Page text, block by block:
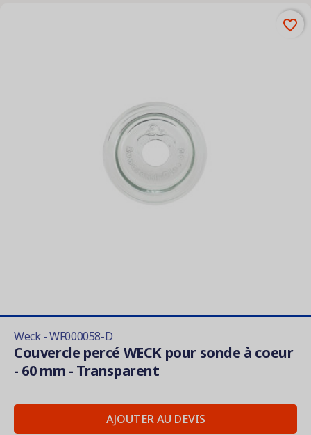
Weck - WF000058-D
Couvercle percé WECK pour sonde à coeur
- 60 mm - Transparent
AJOUTER AU DEVIS
favorite_border